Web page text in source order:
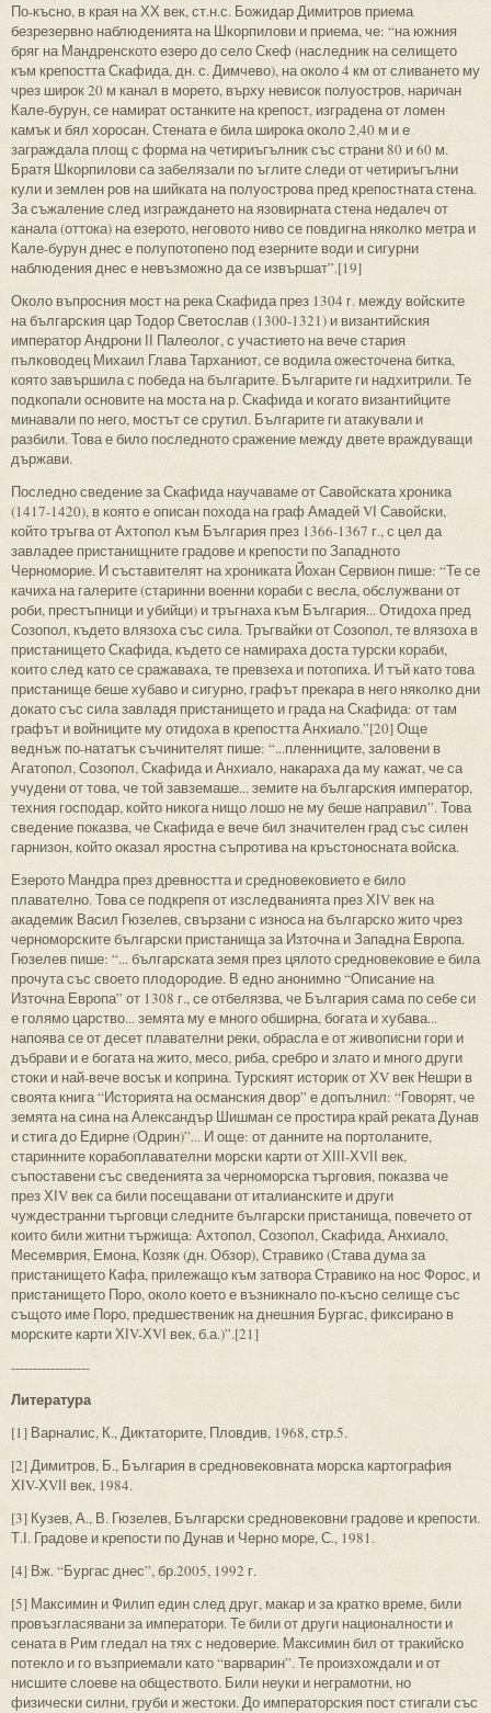
По-късно, в края на ХХ век, ст.н.с. Божидар Димитров приема
безрезервно наблюденията на Шкорпилови и приема, че: “на южния
бряг на Мандренското езеро до село Скеф (наследник на селището
към крепостта Скафида, дн. с. Димчево), на около 4 км от сливането му
чрез широк 20 м канал в морето, върху невисок полуостров, наричан
Кале-бурун, се намират останките на крепост, изградена от ломен
камък и бял хоросан. Стената е била широка около 2,40 м и е
заграждала площ с форма на четириъгълник със страни 80 и 60 м.
Братя Шкорпилови са забелязали по ъглите следи от четириъгълни
кули и землен ров на шийката на полуострова пред крепостната стена.
За съжаление след изграждането на язовирната стена недалеч от
канала (оттока) на езерото, неговото ниво се повдигна няколко метра и
Кале-бурун днес е полупотопено под езерните води и сигурни
наблюдения днес е невъзможно да се извършат”.[19]
Около въпросния мост на река Скафида през 1304 г. между войските
на българския цар Тодор Светослав (1300-1321) и византийския
император Андрони ІІ Палеолог, с участието на вече стария
пълководец Михаил Глава Тарханиот, се водила ожесточена битка,
която завършила с победа на българите. Българите ги надхитрили. Те
подкопали основите на моста на р. Скафида и когато византийците
минавали по него, мостът се срутил. Българите ги атакували и
разбили. Това е било последното сражение между двете враждуващи
държави.
Последно сведение за Скафида научаваме от Савойската хроника
(1417-1420), в която е описан похода на граф Амадей VІ Савойски,
който тръгва от Ахтопол към България през 1366-1367 г., с цел да
завладее пристанищните градове и крепости по Западното
Черноморие. И съставителят на хрониката Йохан Сервион пише: “Те се
качиха на галерите (старинни военни кораби с весла, обслужвани от
роби, престъпници и убийци) и тръгнаха към България... Отидоха пред
Созопол, където влязоха със сила. Тръгвайки от Созопол, те влязоха в
пристанището Скафида, където се намираха доста турски кораби,
които след като се сражаваха, те превзеха и потопиха. И тъй като това
пристанище беше хубаво и сигурно, графът прекара в него няколко дни
докато със сила завладя пристанището и града на Скафида: от там
графът и войниците му отидоха в крепостта Анхиало.”[20] Още
веднъж по-нататък съчинителят пише: “...пленниците, заловени в
Агатопол, Созопол, Скафида и Анхиало, накараха да му кажат, че са
учудени от това, че той завземаше... земите на българския император,
техния господар, който никога нищо лошо не му беше направил”. Това
сведение показва, че Скафида е вече бил значителен град със силен
гарнизон, който оказал яростна съпротива на кръстоносната войска.
Езерото Мандра през древността и средновековието е било
плавателно. Това се подкрепя от изследванията през ХІV век на
академик Васил Гюзелев, свързани с износа на българско жито чрез
черноморските български пристанища за Източна и Западна Европа.
Гюзелев пише: “... българската земя през цялото средновековие е била
прочута със своето плодородие. В едно анонимно “Описание на
Източна Европа” от 1308 г., се отбелязва, че България сама по себе си
е голямо царство... земята му е много обширна, богата и хубава...
напоява се от десет плавателни реки, обрасла е от живописни гори и
дъбрави и е богата на жито, месо, риба, сребро и злато и много други
стоки и най-вече восък и коприна. Турският историк от ХV век Нешри в
своята книга “Историята на османския двор” е допълнил: “Говорят, че
земята на сина на Александър Шишман се простира край реката Дунав
и стига до Едирне (Одрин)”... И още: от данните на портоланите,
старинните корабоплавателни морски карти от ХІІІ-ХVІІ век,
съпоставени със сведенията за черноморска търговия, показва че
през ХІV век са били посещавани от италианските и други
чуждестранни търговци следните български пристанища, повечето от
които били житни тържища: Ахтопол, Созопол, Скафида, Анхиало,
Месемврия, Емона, Козяк (дн. Обзор), Стравико (Става дума за
пристанището Кафа, прилежащо към затвора Стравико на нос Форос, и
пристанището Поро, около което е възникнало по-късно селище със
същото име Поро, предшественик на днешния Бургас, фиксирано в
морските карти ХІV-ХVІ век, б.а.)”.[21]
------------------
Литература
[1] Варналис, К., Диктаторите, Пловдив, 1968, стр.5.
[2] Димитров, Б., България в средновековната морска картография
ХІV-ХVІІ век, 1984.
[3] Кузев, А., В. Гюзелев, Български средновековни градове и крепости.
Т.І. Градове и крепости по Дунав и Черно море, С., 1981.
[4] Вж. “Бургас днес”, бр.2005, 1992 г.
[5] Максимин и Филип един след друг, макар и за кратко време, били
провъзгласявани за императори. Те били от други националности и
сената в Рим гледал на тях с недоверие. Максимин бил от тракийско
потекло и го възприемали като “варварин”. Те произхождали и от
нисшите слоеве на обществото. Били неуки и неграмотни, но
физически силни, груби и жестоки. До императорския пост стигали със